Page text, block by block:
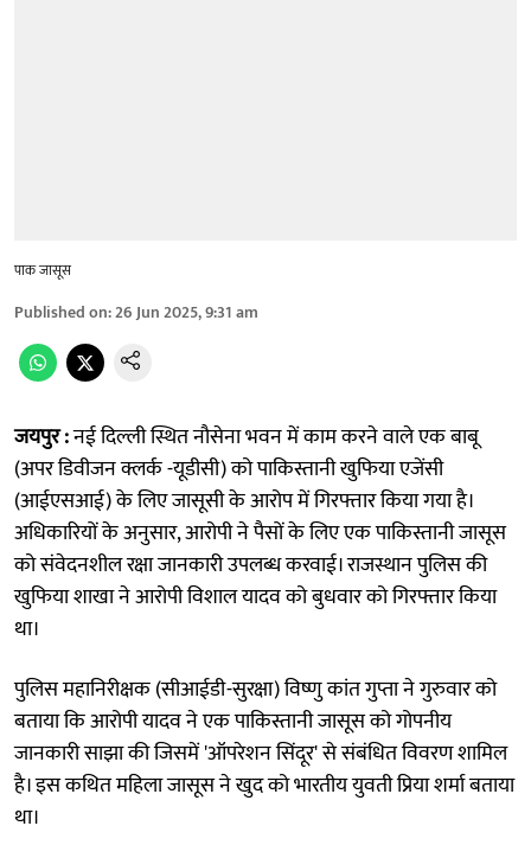
पाक जासूस
Published on:26 Jun 2025, 9:31 am
जयपुर :नई दिल्ली स्थित नौसेना भवन में काम करने वाले एक बाबू
(अपर डिवीजन क्लर्क -यूडीसी) को पाकिस्तानी खुफिया एजेंसी
(आईएसआई) के लिए जासूसी के आरोप में गिरफ्तार किया गया है।
अधिकारियों के अनुसार, आरोपी ने पैसों के लिए एक पाकिस्तानी जासूस
को संवेदनशील रक्षा जानकारी उपलब्ध करवाई। राजस्थान पुलिस की
खुफिया शाखा ने आरोपी विशाल यादव को बुधवार को गिरफ्तार किया
था।
पुलिस महानिरीक्षक (सीआईडी-सुरक्षा) विष्णु कांत गुप्ता ने गुरुवार को
बताया कि आरोपी यादव ने एक पाकिस्तानी जासूस को गोपनीय
जानकारी साझा की जिसमें 'ऑपरेशन सिंदूर' से संबंधित विवरण शामिल
है। इस कथित महिला जासूस ने खुद को भारतीय युवती प्रिया शर्मा बताया
था।